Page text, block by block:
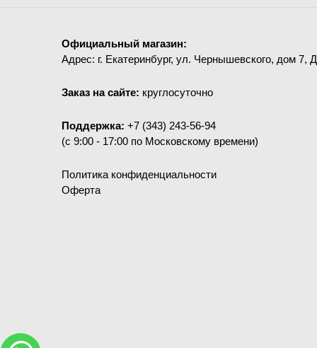
Официальный магазин:
Адрес: г. Екатеринбург, ул. Чернышевского, дом
Заказ на сайте: круглосуточно
Поддержка: +7 (343) 243-56-94
(c 9:00 - 17:00 по Московскому времени)
Политика конфиденциальности
Оферта